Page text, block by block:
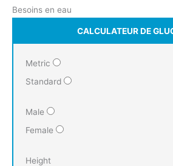
Besoins en eau
CALCULATEUR DE
Metric
Standard
Male
Female
Height